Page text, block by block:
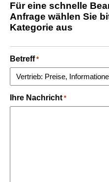
Für eine schnelle
Anfrage wählen Sie
Kategorie aus
Betreff *
Ihre Nachricht *